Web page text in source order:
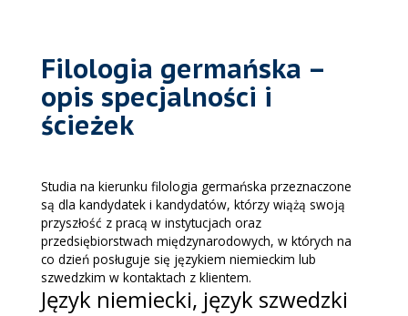
Filologia germańska –
opis specjalności i
ścieżek
Studia na kierunku filologia germańska przeznaczone
są dla kandydatek i kandydatów, którzy wiążą swoją
przyszłość z pracą w instytucjach oraz
przedsiębiorstwach międzynarodowych, w których na
co dzień posługuje się językiem niemieckim lub
szwedzkim w kontaktach z klientem.
Język niemiecki, język szwedzki